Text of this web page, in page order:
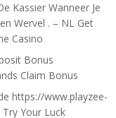
Kassier Wanneer Je
Wervel . – NL Get
Casino
Bonus
Claim Bonus
https://www.playzee-
Your Luck